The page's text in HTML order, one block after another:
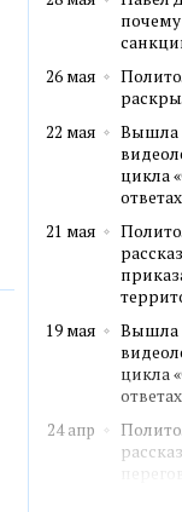
26 мая
22 мая
Вышла
цикла
21 мая
19 мая
Вышла
цикла
24 апр